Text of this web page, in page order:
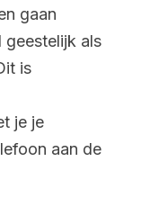
gaan
geestelijk als
is
je je
aan de